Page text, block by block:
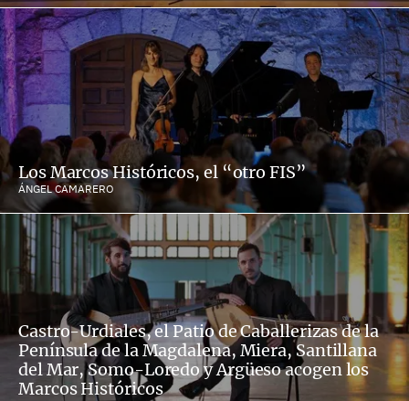
Los Marcos Históricos, el “otro FIS”
ÁNGEL CAMARERO
Castro-Urdiales, el Patio de Caballerizas de la
Península de la Magdalena, Miera, Santillana
del Mar, Somo-Loredo y Argüeso acogen los
Marcos Históricos